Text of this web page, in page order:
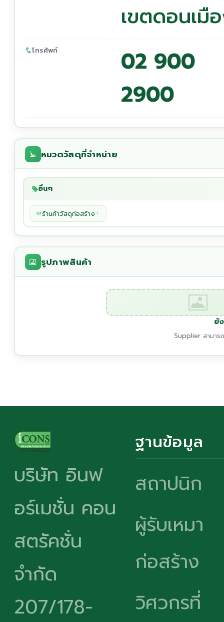
เขตดอนเมื
โทรศัพท์
02 900
2900
หมวดวัสดุที่จำหน่าย
อื่นๆ
ร้านค้าวัสดุก่อสร้าง
รูปภาพสินค้า
ยั
Supplier สามาร
บริษัท อินฟ
อร์เมชั่น คอน
สตรัคชั่น
จำกัด
207/178-
ฐานข้อมูล
สถาปนิก
ผู้รับเหมา
ก่อสร้าง
วิศวกรที่